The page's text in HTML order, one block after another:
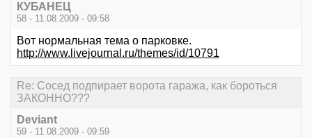
КУБАНЕЦ
58 - 11.08.2009 - 09:58
Вот нормальная тема о парковке.
http://www.livejournal.ru/themes/id/10791
Re: Сосед подпирает ворота гаража, как бороться
ЗАКОННО???
Deviant
59 - 11.08.2009 - 09:59